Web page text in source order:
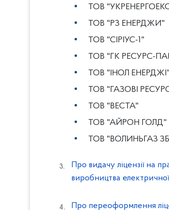
ТОВ
ТОВ "РЗ ЕНЕРДЖИ"
ТОВ "СІРІУС-1"
ТОВ "ГК РЕСУРС-
ТОВ "ІНОЛ ЕНЕРДЖІ"
ТОВ "ГАЗОВІ
ТОВ "ВЕСТА"
ТОВ "АЙРОН ГОЛД"
ТОВ "ВОЛИНЬГАЗ
Про видачу ліцензії на
виробництва
Про переоформлення